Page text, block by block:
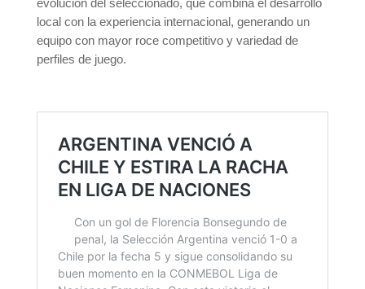
local con la experiencia internacional, generando un
equipo con mayor roce competitivo y variedad de
perfiles de juego.